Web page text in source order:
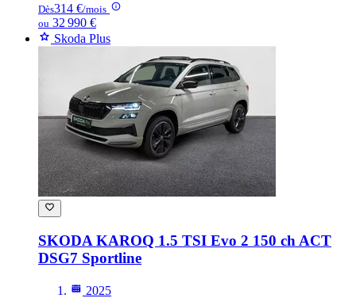
Dès314 €/mois
ou 32 990 €
Skoda Plus
SKODA KAROQ 1.5 TSI Evo 2 150 ch ACT
DSG7 Sportline
2025